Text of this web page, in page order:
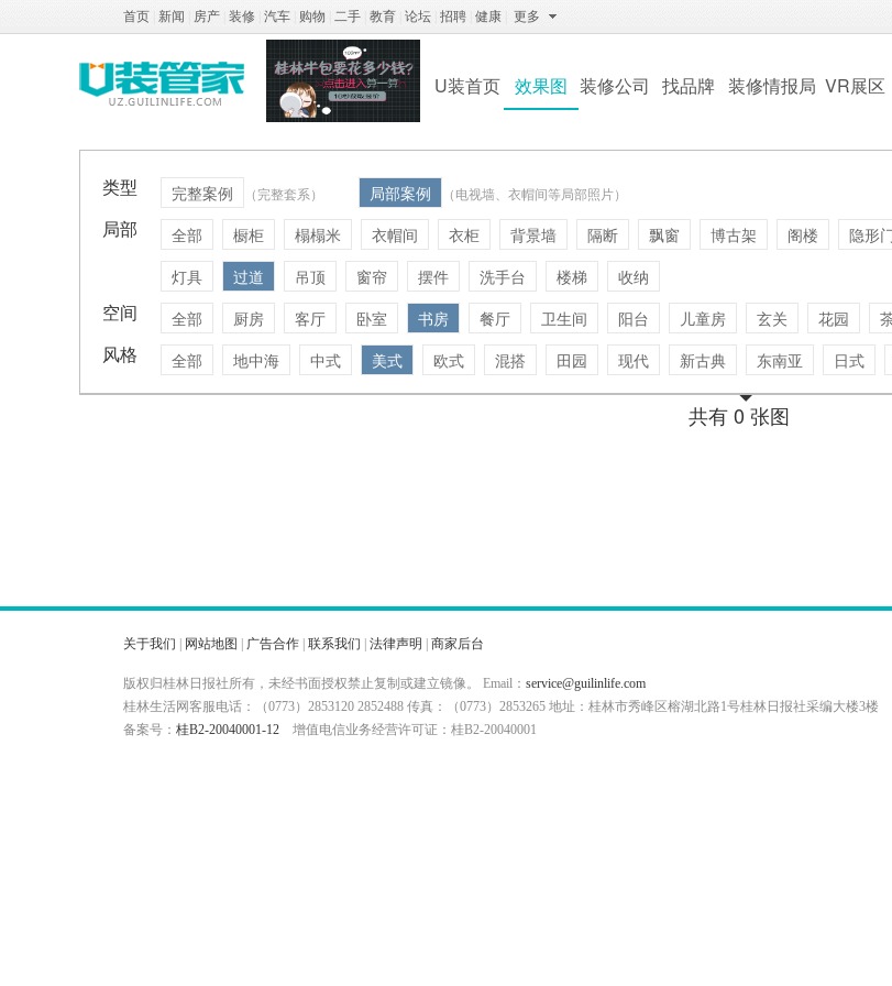
首页 新闻 房产 装修 汽车 购物 二手 教育 论坛 招聘 健康 更多
U装首页 效果图 装修公司 找品牌 装修情报局 VR展区
类型 完整案例 （完整套系） 局部案例 （电视墙、衣帽间等局部照片）
局部 全部 橱柜 榻榻米 衣帽间 衣柜 背景墙 隔断 飘窗 博古架 阁楼 隐形
灯具
过道 吊顶 窗帘 摆件 洗手台 楼梯 收纳
空间 全部 厨房 客厅 卧室 书房 餐厅 卫生间 阳台 儿童房 玄关 花园
风格 全部 地中海 中式 美式 欧式 混搭 田园 现代 新古典 东南亚 日式
共有 0 张图
关于我们 网站地图 广告合作 联系我们 法律声明 商家后台
版权归桂林日报社所有，未经书面授权禁止复制或建立镜像。 Email： service@guilinlife.com
桂林生活网客服电话：（0773）2853120 2852488 传真：（0773）2853265 地址：桂林市秀峰区榕湖北路1号桂林日报社采编大楼3楼
备案号： 桂B2-20040001-12 增值电信业务经营许可证：桂B2-20040001